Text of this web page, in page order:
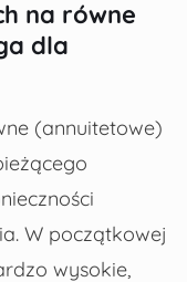
na równe
dla
(annuitetowe)
W początkowej
wysokie,